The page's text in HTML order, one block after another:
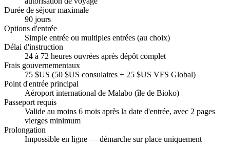
Durée de séjour maximale
90 jours
Options d'entrée
Simple entrée ou multiples entrées (au choix)
Délai d'instruction
24 à 72 heures ouvrées après dépôt complet
Frais gouvernementaux
75 $US (50 $US consulaires + 25 $US VFS Global)
Point d'entrée principal
Aéroport international de Malabo (île de Bioko)
Passeport requis
Valide au moins 6 mois après la date d'entrée, avec 2 pages
vierges minimum
Prolongation
Impossible en ligne — démarche sur place uniquement